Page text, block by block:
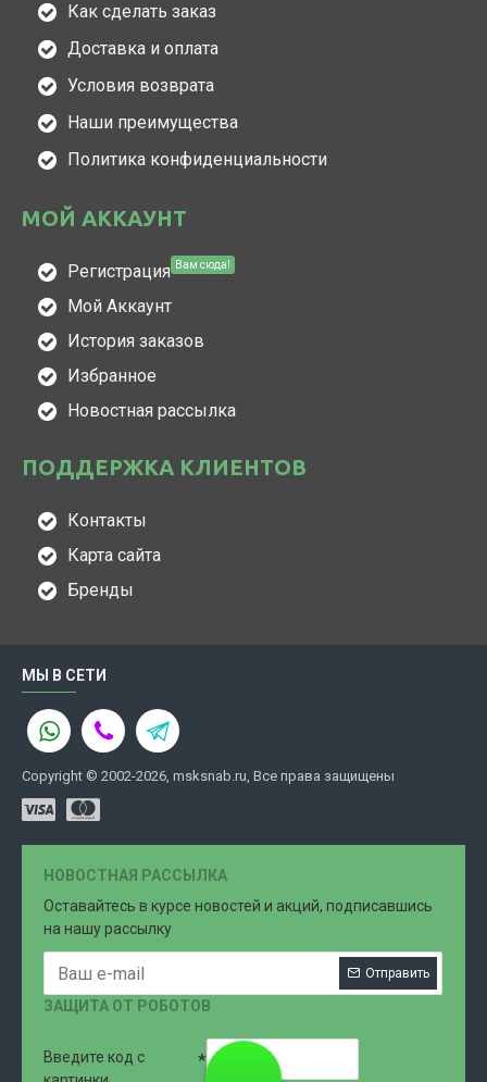
Как сделать заказ
Доставка и оплата
Условия возврата
Наши преимущества
Политика конфиденциальности
МОЙ АККАУНТ
Регистрация Вам сюда!
Мой Аккаунт
История заказов
Избранное
Новостная рассылка
ПОДДЕРЖКА КЛИЕНТОВ
Контакты
Карта сайта
Бренды
МЫ В СЕТИ
Copyright © 2002-2026, msksnab.ru, Все права защищены
НОВОСТНАЯ РАССЫЛКА
Оставайтесь в курсе новостей и акций, подписавшись
на нашу рассылку
Отправить
ЗАЩИТА ОТ РОБОТОВ
Введите код с